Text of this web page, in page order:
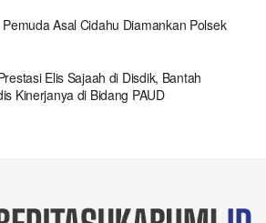
Asal Cidahu Diamankan Polsek
Elis Sajaah di Disdik, Bantah
Kinerjanya di Bidang PAUD